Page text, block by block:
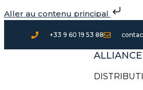
Aller au contenu principal
au
contenu
+33 9 60 19 53 88